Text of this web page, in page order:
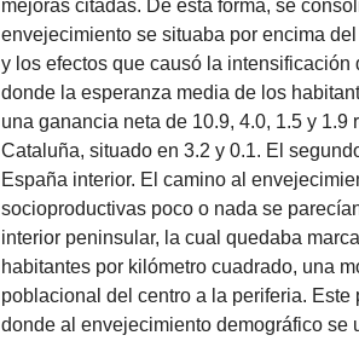
mejoras citadas. De esta forma, se
envejecimiento se situaba por encima
y los efectos que causó la
donde la esperanza media de los
una ganancia neta de 10.9, 4.0, 1.5 y
Cataluña, situado en 3.2 y 0.1. El
España interior. El camino al
socioproductivas poco o nada se
interior peninsular, la cual quedaba
habitantes por kilómetro cuadrado, una
poblacional del centro a la periferia.
donde al envejecimiento demográfico se